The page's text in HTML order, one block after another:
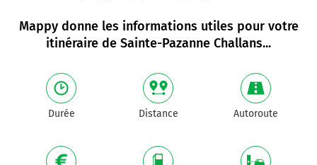
Mappy donne les informations utiles pour votre
itinéraire de Sainte-Pazanne Challans...
Durée Distance Autoroute